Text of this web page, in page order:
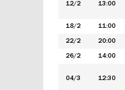
12/2 13:00
18/2 11:00
22/2 20:00
26/2 14:00
04/3 12:30